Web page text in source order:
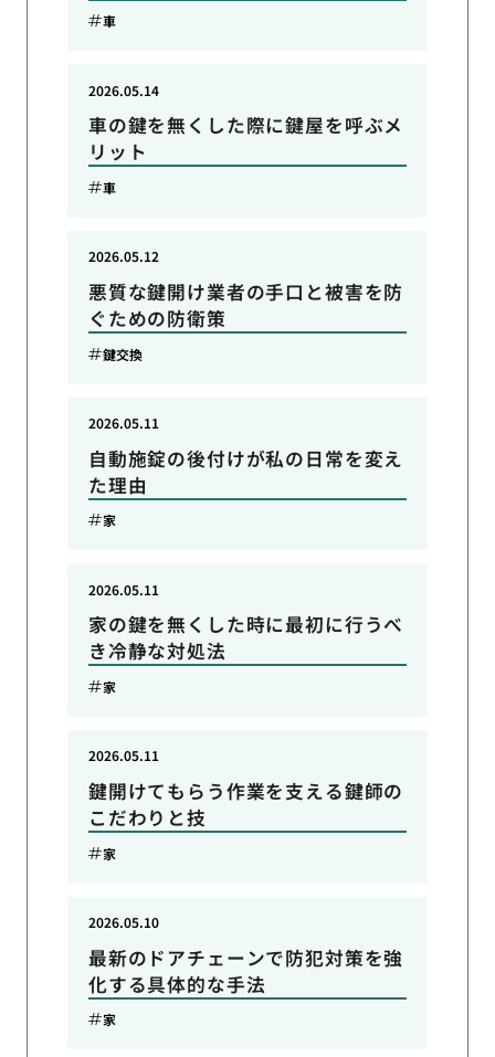
車
車の鍵を無くした際に鍵屋を呼ぶメ
リット
2026.05.14
車
悪質な鍵開け業者の手口と被害を防
ぐための防衛策
2026.05.12
鍵交換
自動施錠の後付けが私の日常を変え
た理由
2026.05.11
家
家の鍵を無くした時に最初に行うべ
き冷静な対処法
2026.05.11
家
鍵開けてもらう作業を支える鍵師の
こだわりと技
2026.05.11
家
最新のドアチェーンで防犯対策を強
化する具体的な手法
2026.05.10
家